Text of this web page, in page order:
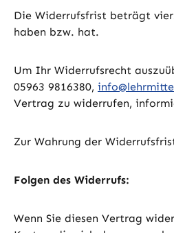
Die Widerrufsfrist beträgt
haben bzw. hat.
Um Ihr Widerrufsrecht
05963 9816380,
Vertrag zu widerrufen,
Zur Wahrung der
Folgen des Widerrufs:
Wenn Sie diesen Vertrag